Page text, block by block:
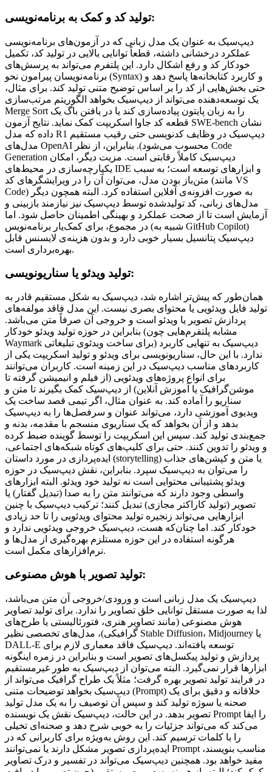
تولید کد و کمک به برنامه‌نویسی:
دیپ‌سیک به عنوان یک مدل زبانی که در آزمون‌های برنامه‌نویسی
عملکرد درخشانی داشته، قطعاً توانایی بالایی در تولید کد، تکمیل
خودکار کد و رفع اشکال دارد. این پلتفرم می‌تواند به پرسش‌های
برنامه‌نویسان پیرامون نحو (Syntax) و کاربرد کتابخانه‌ها پاسخ دهد و
حتی بخش‌هایی از کد را بر اساس توضیح متنی تولید کند. برای مثال،
یک توسعه‌دهنده می‌تواند از دیپ‌سیک بخواهد الگوریتم مرتب‌سازی
Merge Sort را به زبان پایتون پیاده‌سازی کند یا در یافتن باگ یک
قطعه کد جاوا اسکریپت کمک نماید. نتایج آزمون SWE-bench نشان
داده که مدل R1 دیپ‌سیک در وظایف کدنویسی حتی رقیب مستقیم
مدل‌های OpenAI محسوب می‌شود). بنابراین، از نظر Code
Generation دیپ‌سیک کاملاً رقابتی است. مزیت دیگر، امکان
یکپارچه‌سازی در محیط‌های IDE و ابزارهای توسعه است؛ به سبب
متن‌باز بودن مدل، می‌توان آن را در ویرایشگرهای کد (مانند VS
Code) به صورت افزونه‌ی آفلاین استفاده کرد. البته همچون دیگر
مدل‌های زبانی، کد تولیدشده توسط دیپ‌سیک نیز نیازمند بازبینی و
آزمایش است تا از صحت عملکرد و بهینگی اطمینان حاصل شود. اما
در مجموع، برای کمک‌یار برنامه‌نویس (شبیه به GitHub Copilot)
دیپ‌سیک پتانسیل بسیار خوبی دارد و بدون هزینه‌ی لایسنس قابل
بهره‌برداری است.
تولید ویدئو یا سناریونویسی:
همان‌طور که پیش‌تر اشاره شد، دیپ‌سیک به شکل مستقیم قادر به
تولید فایل ویدئویی یا محتوای بصری نیست. این مدل فاقد مولفه‌های
پردازش تصویر یا ویدئو است و خروجی آن صرفاً متن می‌باشد.
بنابراین در حوزه تولید ویدئو خودکار (مشابه پلتفرم‌هایی چون
Waymark برای ساخت ویدئوی تبلیغاتی) دیپ‌سیک به تنهایی کاربرد
ندارد. با این حال، سناریونویسی برای ویدئو و تولید اسکریپت یکی از
کاربردهای مناسب دیپ‌سیک در این زمینه است. کاربران می‌توانند
برای انواع پروژه‌های ویدئویی (از فیلم و انیمیشن گرفته تا
موشن‌گرافیک یا آموزش آنلاین) از دیپ‌سیک کمک بگیرند تا متن و
سناریو را آماده کند. به عنوان مثال، اگر تیمی قصد ساخت یک
ویدیوی آموزشی دارد، می‌تواند عنوان و سرفصل‌ها را به دیپ‌سیک
بدهد و از آن بخواهد که یک سناریوی منسجم با مقدمه، بدنه و
جمع‌بندی تولید کند. سپس این اسکریپت را توسط گوینده ضبط کرده
و ویدئو را تدوین کنند. حتی برای کلیپ‌های کوتاه شبکه‌های اجتماعی،
ایده‌پردازی در مورد داستان (storytelling) یا متن و کپشن‌های جذاب
را می‌توان به دیپ‌سیک سپرد. بنابراین، نقش دیپ‌سیک در حوزه
ویدئو پشتیبانی محتوایی است نه تولید خود ویدئو. البته ابزارهای
واسطی وجود دارند که می‌توانند متن را به صدا (تبدیل گفتار) یا
تصویر (تولید کاراکتر مجازی) تبدیل کنند؛ ترکیب دیپ‌سیک با چنین
ابزارهایی می‌تواند زنجیره تولید محتوای ویدئویی را تا حد زیادی
خودکار کند. اما چنان‌که هست، دیپ‌سیک خروجی ویدئویی ندارد و
هرگونه استفاده در این حوزه مستلزم بهره‌گیری از مدل‌ها و
نرم‌افزارهای مکمل است.
تولید تصویر با هوش مصنوعی:
دیپ‌سیک یک مدل زبانی است و ورودی/خروجی آن متن می‌باشد،
لذا به صورت مستقل توانایی خلق تصاویر را ندارد. برای تولید تصاویر
هوش مصنوعی (مانند تصاویر هنری، فتورئالیستی یا طرح‌های
گرافیکی)، مدل‌های تخصصی نظیر Stable Diffusion، Midjourney یا
DALL-E توسعه یافته‌اند. دیپ‌سیک فاقد معماری لازم برای
پردازش و تولید پیکسل‌های تصویر است و بنابراین در زمره اینگونه
ابزارها قرار نمی‌گیرد. البته می‌توان از دیپ‌سیک به طور غیرمستقیم
در فرایند تولید تصویر بهره گرفت؛ مثلاً یک طراح گرافیک می‌تواند از
دیپ‌سیک بخواهد توضیحات متنی (Prompt) خلاقانه و دقیق برای یک
صحنه یا سوژه تولید کند و سپس آن توصیف را به یک مدل تولید
تصویر بدهد. در این حالت، دیپ‌سیک نقش یک نویسنده Prompt را ایفا
می‌کند که می‌تواند جزئیات را به خوبی شرح دهد و صحنه‌ای تخیلی
را با کلمات ترسیم کند. این روش به‌ویژه برای کاربرانی که در
ایده‌پردازی تصویر مشکل دارند یا نمی‌توانند Prompt مناسب بنویسند،
مفید خواهد بود. همچنین دیپ‌سیک می‌تواند در تفسیر و درک تصاویر